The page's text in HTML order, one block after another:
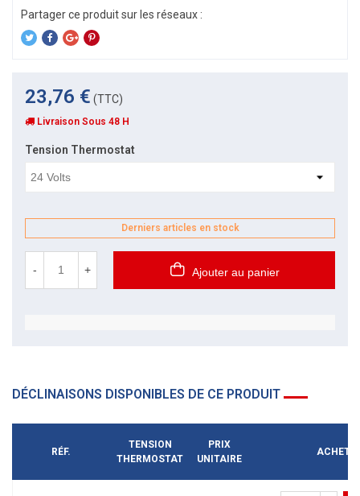
23,76 € (TTC)
Livraison Sous 48 H
Tension Thermostat
Derniers articles en stock
- + Ajouter au panier
DÉCLINAISONS DISPONIBLES DE CE PRODUIT
RÉF.
TENSION
THERMOSTAT
PRIX
UNITAIRE